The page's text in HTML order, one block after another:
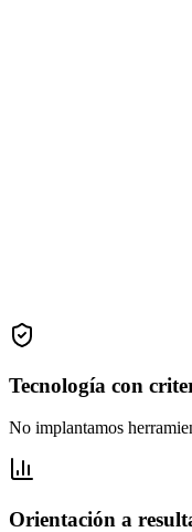
Tecnología con
No implantamos
Orientación a